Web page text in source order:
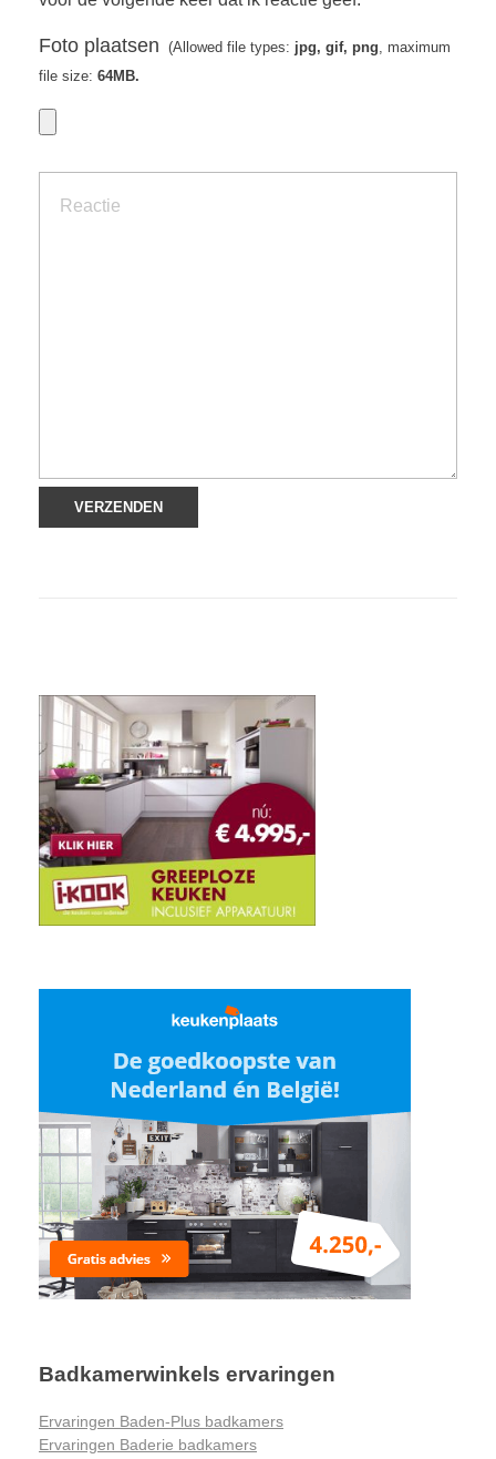
Foto plaatsen (Allowed file types: jpg, gif, png, maximum
file size: 64MB.
Badkamerwinkels ervaringen
Ervaringen Baden-Plus badkamers
Ervaringen Baderie badkamers